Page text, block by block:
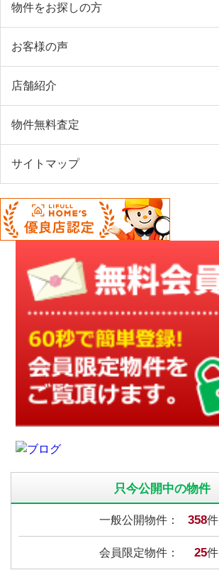
物件をお探しの方
お客様の声
店舗紹介
物件無料査定
サイトマップ
只今公開中の物件
一般公開物件： 358件
会員限定物件： 25件